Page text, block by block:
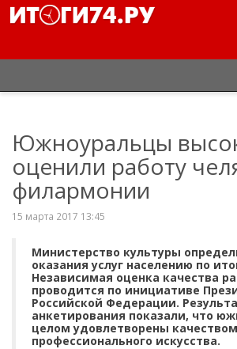
Южноуральцы
оценили работу
филармонии
15 марта 2017 13:45
Министерство культуры
оказания услуг населению по
Независимая оценка качества
проводится по инициативе
Российской Федерации.
анкетирования показали, что
целом удовлетворены
профессионального искусства.